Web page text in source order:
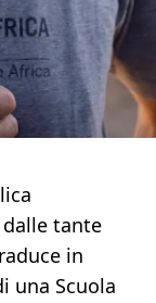
dalle tante
in
una Scuola